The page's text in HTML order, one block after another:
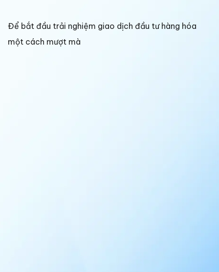
Để bắt đầu trải nghiệm giao dịch đầu tư hàng hóa
một cách mượt mà